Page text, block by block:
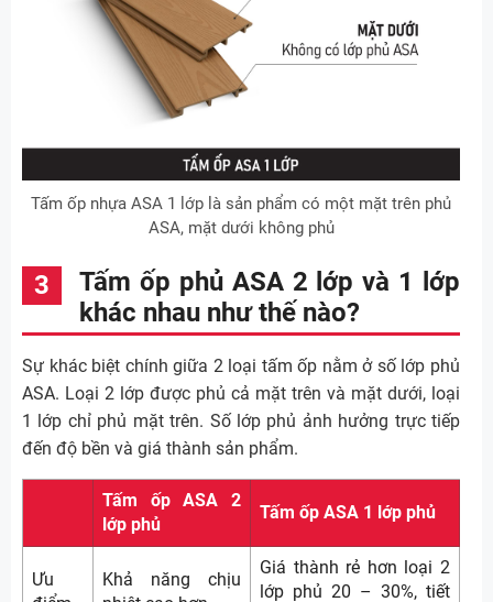
Tấm ốp nhựa ASA 1 lớp là sản phẩm có một mặt trên phủ
ASA, mặt dưới không phủ
Tấm ốp phủ ASA 2 lớp và 1 lớp
khác nhau như thế nào?
Sự khác biệt chính giữa 2 loại tấm ốp nằm ở số lớp phủ
ASA. Loại 2 lớp được phủ cả mặt trên và mặt dưới, loại
1 lớp chỉ phủ mặt trên. Số lớp phủ ảnh hưởng trực tiếp
đến độ bền và giá thành sản phẩm.
Tấm ốp ASA 2
lớp phủ
Tấm ốp ASA 1 lớp phủ
Ưu
Khả năng chịu
Giá thành rẻ hơn loại 2
lớp phủ 20 – 30%, tiết